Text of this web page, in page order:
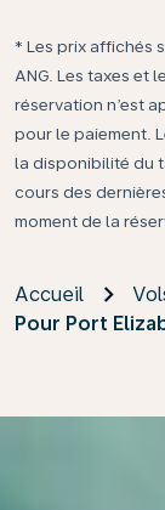
* Les prix affichés
ANG. Les taxes et
réservation n’est
pour le paiement.
la disponibilité du
cours des
moment de la
Accueil
Pour Port